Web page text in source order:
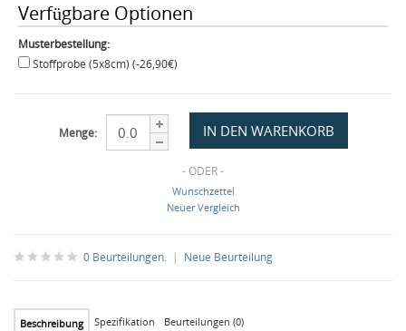
Verfügbare Optionen
Musterbestellung:
Stoffprobe (5x8cm) (-26,90€)
Menge:
- ODER -
Wunschzettel
Neuer Vergleich
0 Beurteilungen. | Neue Beurteilung
Beschreibung Spezifikation Beurteilungen (0)